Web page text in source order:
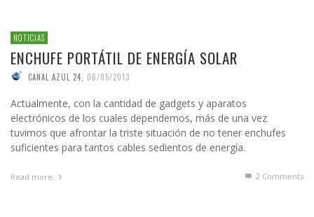
NOTICIAS
ENCHUFE PORTÁTIL DE ENERGÍA SOLAR
CANAL AZUL 24 06/05/2013
Actualmente, con la cantidad de gadgets y aparatos
electrónicos de los cuales dependemos, más de una vez
tuvimos que afrontar la triste situación de no tener enchufes
suficientes para tantos cables sedientos de energía.
Read more 2 Comments